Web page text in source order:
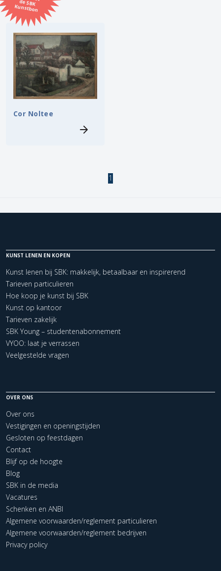
Kunstbon
Kunstenaar
Formaat
Orientatie
Cor Noltee
1
KUNST LENEN EN KOPEN
Kunst lenen bij SBK: makkelijk, betaalbaar en inspirerend
Tarieven particulieren
Hoe koop je kunst bij SBK
Kunst op kantoor
Tarieven zakelijk
SBK Young – studentenabonnement
VYOO: laat je verrassen
Veelgestelde vragen
OVER ONS
Over ons
Vestigingen en openingstijden
Gesloten op feestdagen
Contact
Blijf op de hoogte
Blog
SBK in de media
Vacatures
Schenken en ANBI
Algemene voorwaarden/reglement particulieren
Algemene voorwaarden/reglement bedrijven
Privacy policy